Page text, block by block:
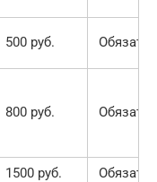
500 руб.
800 руб.
1500 руб.